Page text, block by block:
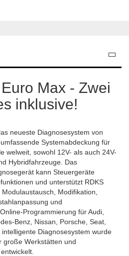
Max - Zwei
inklusive!
neueste Diagnosesystem von
Systemabdeckung für
welweit, sowohl 12V- als auch 24V-
Hybridfahrzeuge. Das
kann Steuergeräte
und unterstützt RDKS
Modifikation,
und
Programmierung für Audi,
Benz, Nissan, Porsche, Seat,
Diagnosesystem wurde
große Werkstätten und